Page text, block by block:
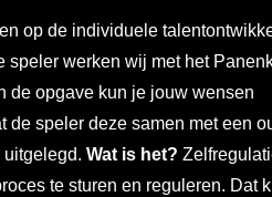
op de individuele
speler werken wij met het
de opgave kun je jouw wensen
de speler deze samen met een
uitgelegd. Wat is het?
te sturen en reguleren. Dat